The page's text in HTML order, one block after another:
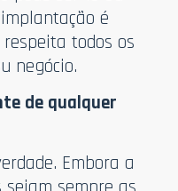
é
todos os
negócio.
de qualquer
Embora a